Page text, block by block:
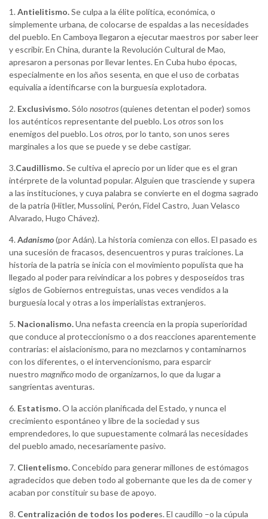
1.Antielitismo.Se culpa a la élite política, económica, o
simplemente urbana, de colocarse de espaldas a las necesidades
del pueblo. En Camboya llegaron a ejecutar maestros por saber leer
y escribir. En China, durante la Revolución Cultural de Mao,
apresaron a personas por llevar lentes. En Cuba hubo épocas,
especialmente en los años sesenta, en que el uso de corbatas
equivalía a identificarse con la burguesía explotadora.
2. Exclusivismo.Sólo nosotros(quienes detentan el poder) somos
los auténticos representante del pueblo. Los otros son los
enemigos del pueblo. Los otros, por lo tanto, son unos seres
marginales a los que se puede y se debe castigar.
3.Caudillismo.Se cultiva el aprecio por un líder que es el gran
intérprete de la voluntad popular. Alguien que trasciende y supera
a las instituciones, y cuya palabra se convierte en el dogma sagrado
de la patria (Hitler, Mussolini, Perón, Fidel Castro, Juan Velasco
Alvarado, Hugo Chávez).
4.Adanismo(por Adán). La historia comienza con ellos. El pasado es
una sucesión de fracasos, desencuentros y puras traiciones. La
historia de la patria se inicia con el movimiento populista que ha
llegado al poder para reivindicar a los pobres y desposeídos tras
siglos de Gobiernos entreguistas, unas veces vendidos a la
burguesía local y otras a los imperialistas extranjeros.
5. Nacionalismo.Una nefasta creencia en la propia superioridad
que conduce al proteccionismo o a dos reacciones aparentemente
contrarias: el aislacionismo, para no mezclarnos y contaminarnos
con los diferentes, o el intervencionismo, para esparcir
nuestro magníficomodo de organizarnos, lo que da lugar a
sangrientas aventuras.
6. Estatismo.O la acción planificada del Estado, y nunca el
crecimiento espontáneo y libre de la sociedad y sus
emprendedores, lo que supuestamente colmará las necesidades
del pueblo amado, necesariamente pasivo.
7. Clientelismo.Concebido para generar millones de estómagos
agradecidos que deben todo al gobernante que les da de comer y
acaban por constituir su base de apoyo.
8. Centralización de todos los poderes. El caudillo –o la cúpula